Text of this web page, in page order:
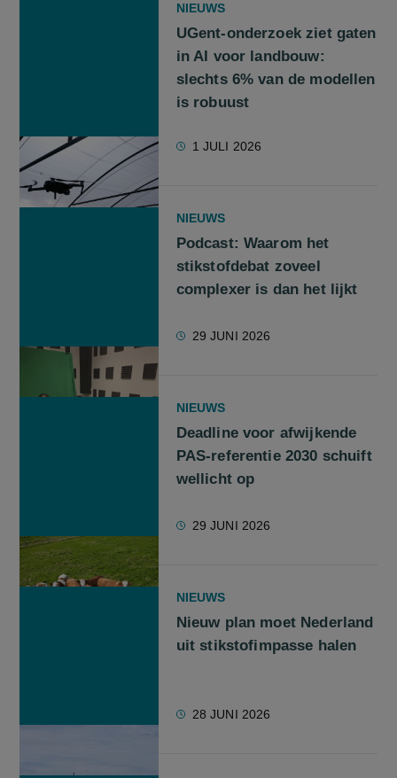
NIEUWS
UGent-onderzoek ziet gaten
in AI voor landbouw:
slechts 6% van de modellen
is robuust
1 JULI 2026
NIEUWS
Podcast: Waarom het
stikstofdebat zoveel
complexer is dan het lijkt
29 JUNI 2026
NIEUWS
Deadline voor afwijkende
PAS-referentie 2030 schuift
wellicht op
29 JUNI 2026
NIEUWS
Nieuw plan moet Nederland
uit stikstofimpasse halen
28 JUNI 2026